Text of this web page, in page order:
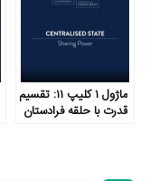
ماژول ۱ کلیپ ۱۱: تقسیم
قدرت با حلقه فرادستان